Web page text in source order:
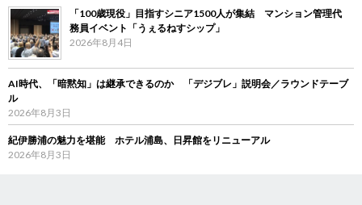
「100歳現役」目指すシニア1500人が集結 マンション管理代
務員イベント「うぇるねすシップ」
2026年8月4日
AI時代、「暗黙知」は継承できるのか 「デジブレ」説明会／ラウンドテーブ
ル
2026年8月3日
紀伊勝浦の魅力を堪能 ホテル浦島、日昇館をリニューアル
2026年8月3日